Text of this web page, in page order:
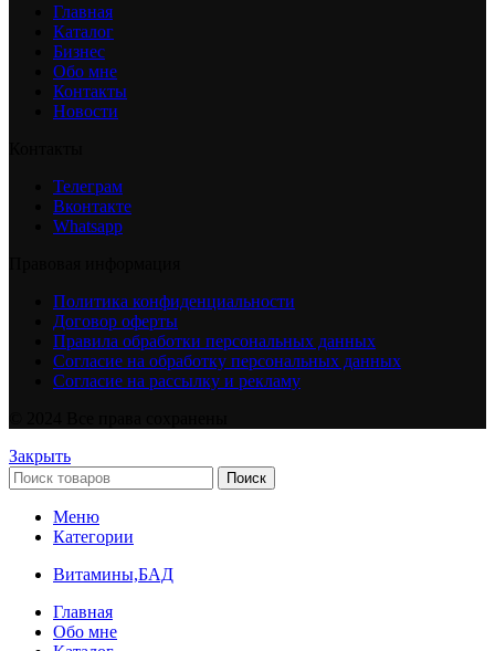
Главная
Каталог
Бизнес
Обо мне
Контакты
Новости
Телеграм
Вконтакте
Whatsapp
Политика конфиденциальности
Договор оферты
Правила обработки персональных данных
Согласие на обработку персональных данных
Согласие на рассылку и рекламу
Закрыть
Поиск
Меню
Категории
Витамины,БАД
Главная
Обо мне